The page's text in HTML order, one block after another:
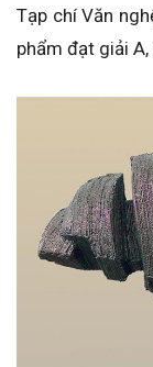
Tạp chí Văn
phẩm đạt giải A,